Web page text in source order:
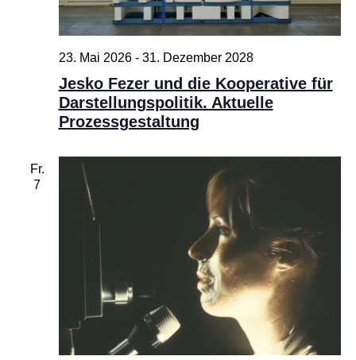
Jesko Fezer und die Kooperative für
Darstellungspolitik. Aktuelle
Prozessgestaltung
23. Mai 2026- 31. Dezember 2028
Fr.
7